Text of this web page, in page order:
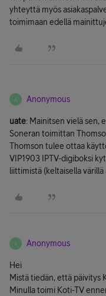
yhteyttä myös
toimimaan edellä
A Anonymous
uate: Mainitsen vielä sen,
Soneran toimittan
Thomson tulee ottaa
VIP1903 IPTV-digiboksi
liittimistä (keltaisella
A Anonymous
Hei
Mistä tiedän, että päivitys
Minulla toimi Koti-TV